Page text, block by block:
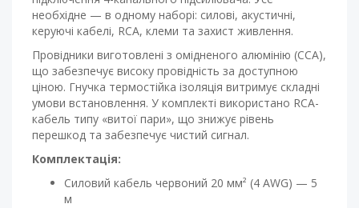
необхідне — в одному наборі: силові, акустичні,
керуючі кабелі, RCA, клеми та захист живлення.
Провідники виготовлені з омідненого алюмінію (CCA),
що забезпечує високу провідність за доступною
ціною. Гнучка термостійка ізоляція витримує складні
умови встановлення. У комплекті використано RCA-
кабель типу «витої пари», що знижує рівень
перешкод та забезпечує чистий сигнал.
Комплектація:
Силовий кабель червоний 20 мм² (4 AWG) — 5
м